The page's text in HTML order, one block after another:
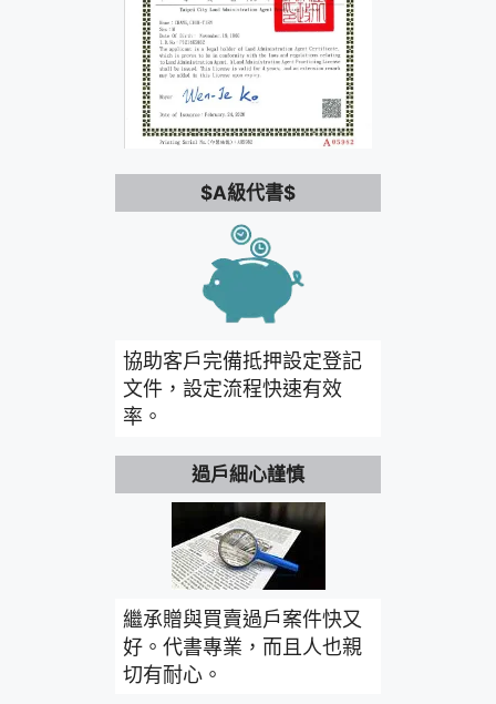
$A級代書$
協助客戶完備抵押設定登記
文件，設定流程快速有效
率。
過戶細心謹慎
繼承贈與買賣過戶案件快又
好。代書專業，而且人也親
切有耐心。